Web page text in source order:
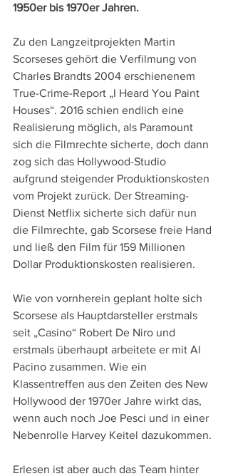
1950er bis 1970er Jahren.
Zu den Langzeitprojekten Martin
Scorseses gehört die Verfilmung von
Charles Brandts 2004 erschienenem
True-Crime-Report „I Heard You Paint
Houses“. 2016 schien endlich eine
Realisierung möglich, als Paramount
sich die Filmrechte sicherte, doch dann
zog sich das Hollywood-Studio
aufgrund steigender Produktionskosten
vom Projekt zurück. Der Streaming-
Dienst Netflix sicherte sich dafür nun
die Filmrechte, gab Scorsese freie Hand
und ließ den Film für 159 Millionen
Dollar Produktionskosten realisieren.
Wie von vornherein geplant holte sich
Scorsese als Hauptdarsteller erstmals
seit „Casino“ Robert De Niro und
erstmals überhaupt arbeitete er mit Al
Pacino zusammen. Wie ein
Klassentreffen aus den Zeiten des New
Hollywood der 1970er Jahre wirkt das,
wenn auch noch Joe Pesci und in einer
Nebenrolle Harvey Keitel dazukommen.
Erlesen ist aber auch das Team hinter